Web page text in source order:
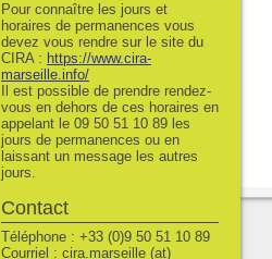
Pour connaître les jours et
horaires de permanences vous
devez vous rendre sur le site du
CIRA : https://www.cira-
marseille.info/
Il est possible de prendre rendez-
vous en dehors de ces horaires en
appelant le 09 50 51 10 89 les
jours de permanences ou en
laissant un message les autres
jours.
Contact
Téléphone : +33 (0)9 50 51 10 89
Courriel : cira.marseille (at)